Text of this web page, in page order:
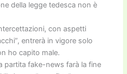
della legge tedesca non è
con aspetti
entrerà in vigore solo
ho capito male.
partita fake-news farà la fine